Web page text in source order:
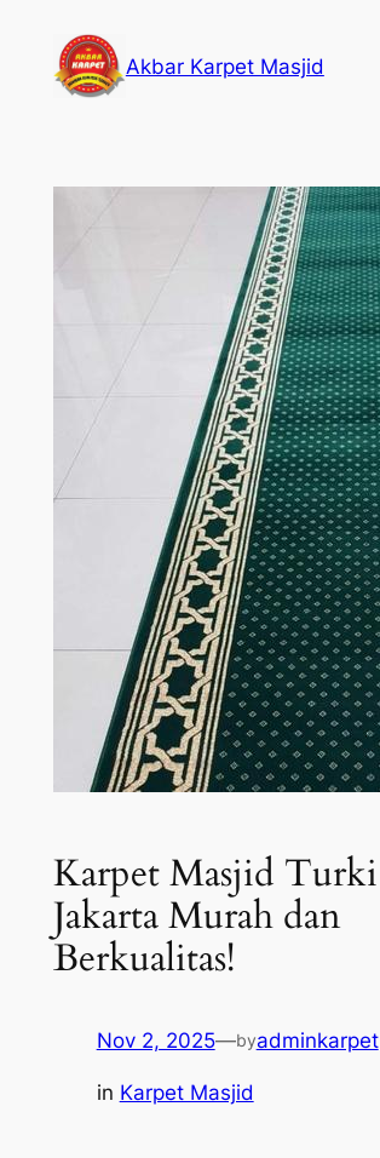
content
Akbar Karpet Masjid
Karpet Masjid Turki
Jakarta Murah dan
Berkualitas!
Nov 2, 2025—byadminkarpet
in Karpet Masjid